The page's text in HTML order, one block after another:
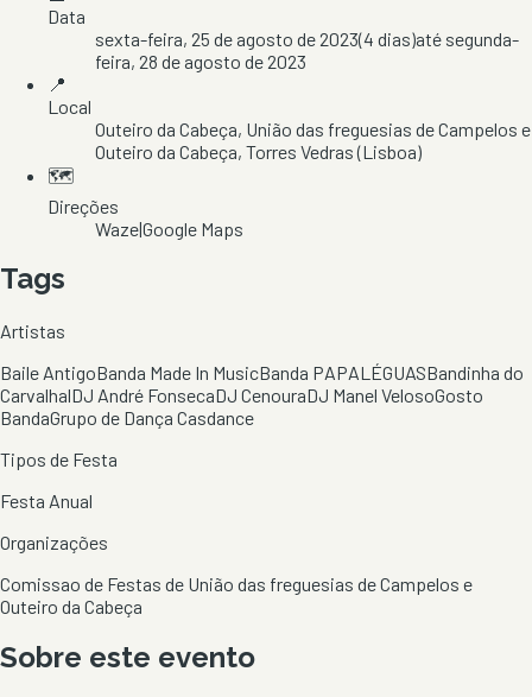
Data
sexta-feira, 25 de agosto de 2023(4 dias)até segunda-
feira, 28 de agosto de 2023
📍
Local
Outeiro da Cabeça, União das freguesias de Campelos e
Outeiro da Cabeça, Torres Vedras(Lisboa)
🗺️
Direções
Waze|Google Maps
Tags
Artistas
Baile AntigoBanda Made In MusicBanda PAPALÉGUASBandinha do
CarvalhalDJ André FonsecaDJ CenouraDJ Manel VelosoGosto
BandaGrupo de Dança Casdance
Tipos de Festa
Festa Anual
Organizações
Comissao de Festas de União das freguesias de Campelos e
Outeiro da Cabeça
Sobre este evento